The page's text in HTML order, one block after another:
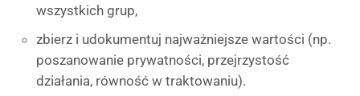
wszystkich grup,
zbierz i udokumentuj najważniejsze wartości (np.
poszanowanie prywatności, przejrzystość
działania, równość w traktowaniu).